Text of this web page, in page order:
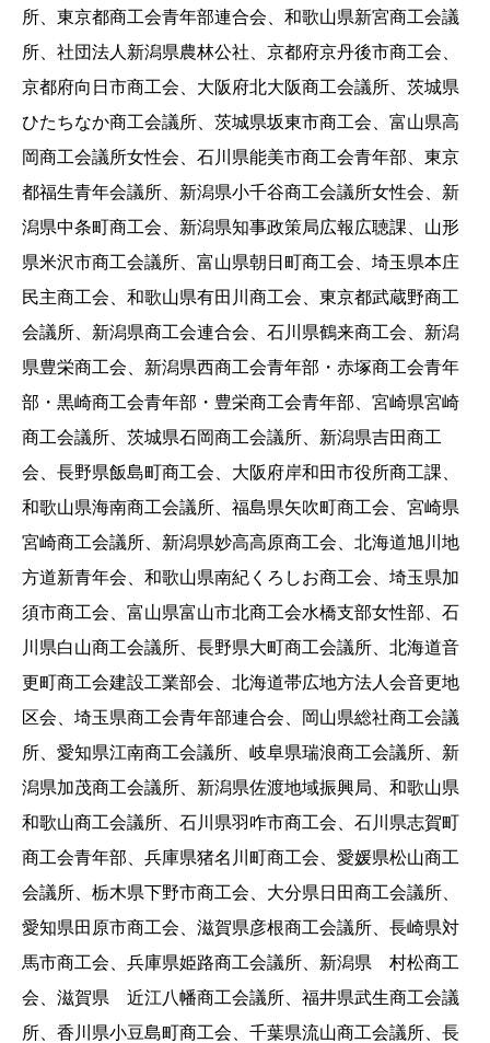
所、東京都商工会青年部連合会、和歌山県新宮商工会議
所、社団法人新潟県農林公社、京都府京丹後市商工会、
京都府向日市商工会、大阪府北大阪商工会議所、茨城県
ひたちなか商工会議所、茨城県坂東市商工会、富山県高
岡商工会議所女性会、石川県能美市商工会青年部、東京
都福生青年会議所、新潟県小千谷商工会議所女性会、新
潟県中条町商工会、新潟県知事政策局広報広聴課、山形
県米沢市商工会議所、富山県朝日町商工会、埼玉県本庄
民主商工会、和歌山県有田川商工会、東京都武蔵野商工
会議所、新潟県商工会連合会、石川県鶴来商工会、新潟
県豊栄商工会、新潟県西商工会青年部・赤塚商工会青年
部・黒崎商工会青年部・豊栄商工会青年部、宮崎県宮崎
商工会議所、茨城県石岡商工会議所、新潟県吉田商工
会、長野県飯島町商工会、大阪府岸和田市役所商工課、
和歌山県海南商工会議所、福島県矢吹町商工会、宮崎県
宮崎商工会議所、新潟県妙高高原商工会、北海道旭川地
方道新青年会、和歌山県南紀くろしお商工会、埼玉県加
須市商工会、富山県富山市北商工会水橋支部女性部、石
川県白山商工会議所、長野県大町商工会議所、北海道音
更町商工会建設工業部会、北海道帯広地方法人会音更地
区会、埼玉県商工会青年部連合会、岡山県総社商工会議
所、愛知県江南商工会議所、岐阜県瑞浪商工会議所、新
潟県加茂商工会議所、新潟県佐渡地域振興局、和歌山県
和歌山商工会議所、石川県羽咋市商工会、石川県志賀町
商工会青年部、兵庫県猪名川町商工会、愛媛県松山商工
会議所、栃木県下野市商工会、大分県日田商工会議所、
愛知県田原市商工会、滋賀県彦根商工会議所、長崎県対
馬市商工会、兵庫県姫路商工会議所、新潟県 村松商工
会、滋賀県 近江八幡商工会議所、福井県武生商工会議
所、香川県小豆島町商工会、千葉県流山商工会議所、長